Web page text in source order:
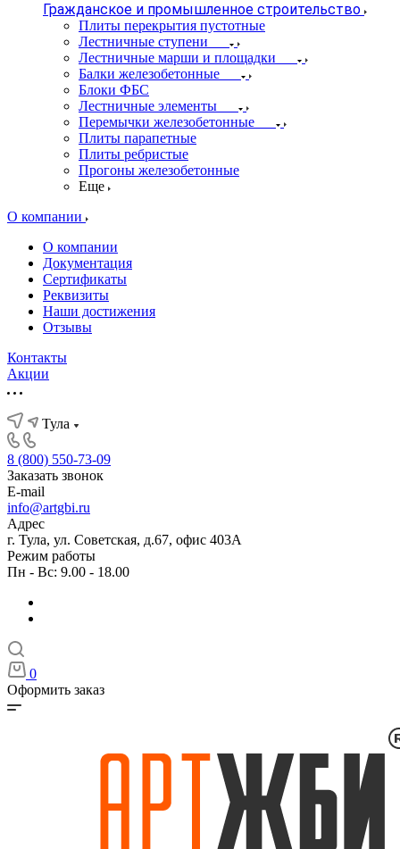
Гражданское и промышленное строительство
Плиты перекрытия пустотные
Лестничные ступени
Лестничные марши и площадки
Балки железобетонные
Блоки ФБС
Лестничные элементы
Перемычки железобетонные
Плиты парапетные
Плиты ребристые
Прогоны железобетонные
Еще
О компании
О компании
Документация
Сертификаты
Реквизиты
Наши достижения
Отзывы
Контакты
Акции
Тула
8 (800) 550-73-09
Заказать звонок
E-mail
info@artgbi.ru
Адрес
г. Тула, ул. Советская, д.67, офис 403А
Режим работы
Пн - Вс: 9.00 - 18.00
0
Оформить заказ